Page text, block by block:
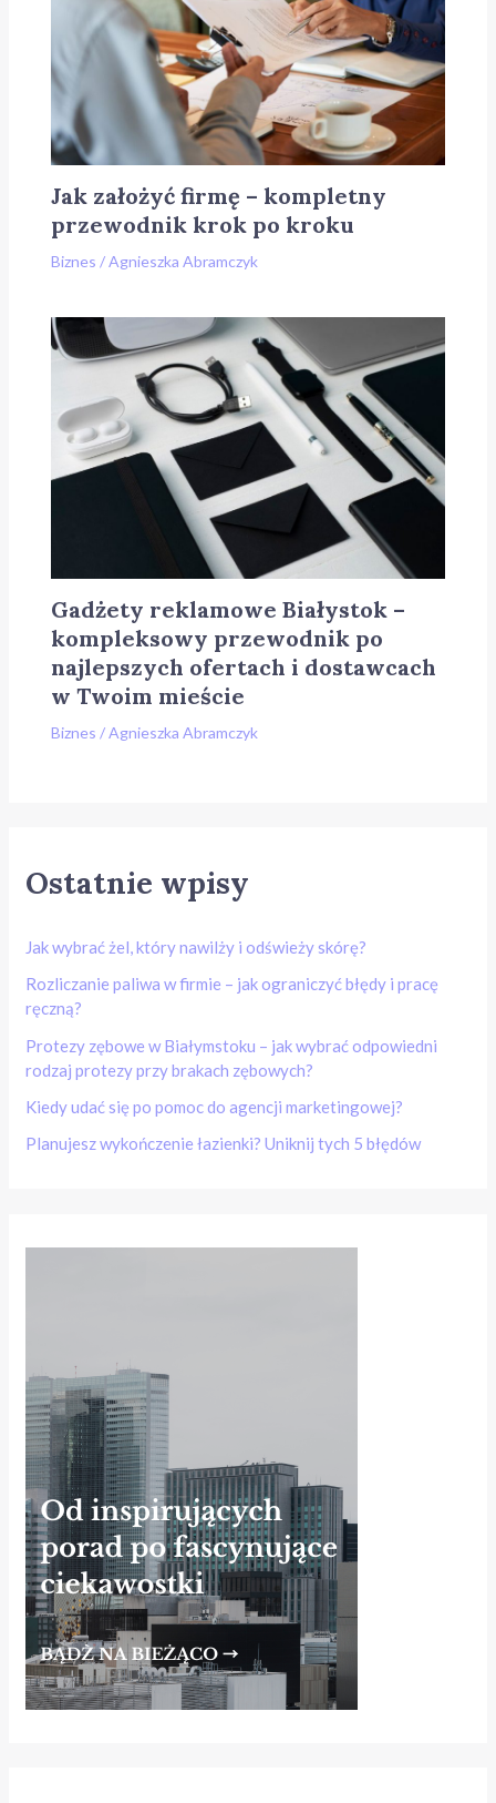
Jak założyć firmę – kompletny
przewodnik krok po kroku
Biznes /Agnieszka Abramczyk
Gadżety reklamowe Białystok –
kompleksowy przewodnik po
najlepszych ofertach i dostawcach
w Twoim mieście
Biznes /Agnieszka Abramczyk
Ostatnie wpisy
Jak wybrać żel, który nawilży i odświeży skórę?
Rozliczanie paliwa w firmie – jak ograniczyć błędy i pracę
ręczną?
Protezy zębowe w Białymstoku – jak wybrać odpowiedni
rodzaj protezy przy brakach zębowych?
Kiedy udać się po pomoc do agencji marketingowej?
Planujesz wykończenie łazienki? Uniknij tych 5 błędów